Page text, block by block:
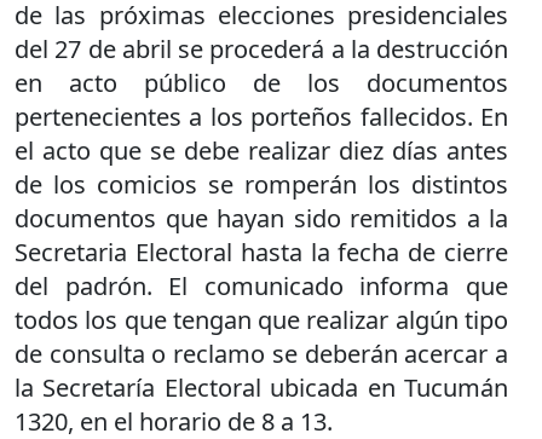
de las próximas elecciones presidenciales
del 27 de abril se procederá a la destrucción
en acto público de los documentos
pertenecientes a los porteños fallecidos. En
el acto que se debe realizar diez días antes
de los comicios se romperán los distintos
documentos que hayan sido remitidos a la
Secretaria Electoral hasta la fecha de cierre
del padrón. El comunicado informa que
todos los que tengan que realizar algún tipo
de consulta o reclamo se deberán acercar a
la Secretaría Electoral ubicada en Tucumán
1320, en el horario de 8 a 13.